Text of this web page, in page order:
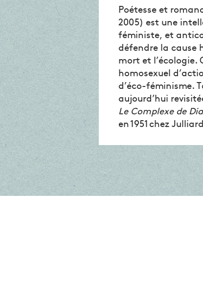
Poétesse et
2005) est une
féministe, et
défendre la cause
mort et l’écologie.
homosexuel
d’éco-féminisme.
aujourd’hui
Le Complexe de
en 1951 chez